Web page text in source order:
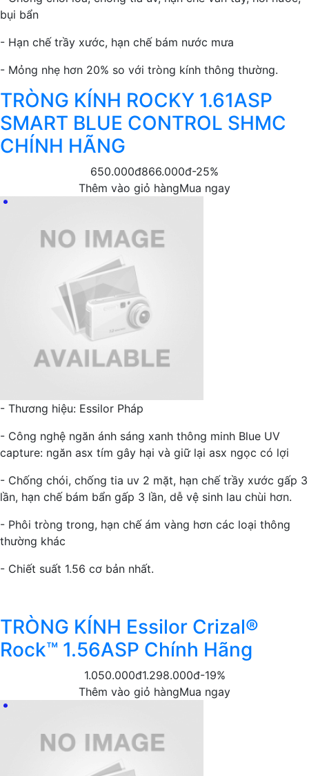
bụi bẩn
- Hạn chế trầy xước, hạn chế bám nước mưa
- Mỏng nhẹ hơn 20% so với tròng kính thông thường.
TRÒNG KÍNH ROCKY 1.61ASP
SMART BLUE CONTROL SHMC
CHÍNH HÃNG
650.000đ866.000đ-25%
Thêm vào giỏ hàngMua ngay
- Thương hiệu: Essilor Pháp
- Công nghệ ngăn ánh sáng xanh thông minh Blue UV
capture: ngăn asx tím gây hại và giữ lại asx ngọc có lợi
- Chống chói, chống tia uv 2 mặt, hạn chế trầy xước gấp 3
lần, hạn chế bám bẩn gấp 3 lần, dễ vệ sinh lau chùi hơn.
- Phôi tròng trong, hạn chế ám vàng hơn các loại thông
thường khác
- Chiết suất 1.56 cơ bản nhất.
TRÒNG KÍNH Essilor Crizal®
Rock™ 1.56ASP Chính Hãng
1.050.000đ1.298.000đ-19%
Thêm vào giỏ hàngMua ngay